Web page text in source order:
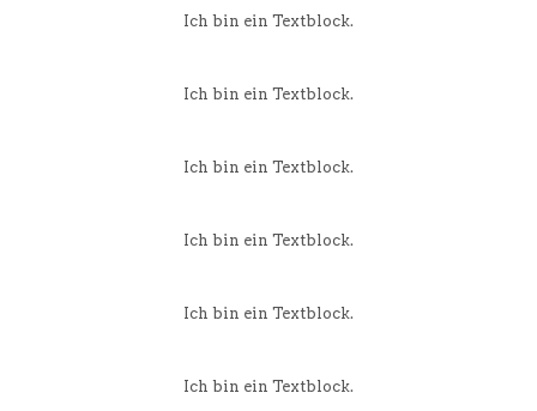
Ich bin ein Textblock.
Ich bin ein Textblock.
Ich bin ein Textblock.
Ich bin ein Textblock.
Ich bin ein Textblock.
Ich bin ein Textblock.